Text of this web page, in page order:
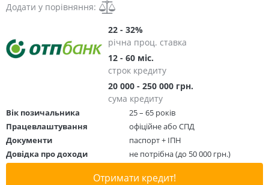
Додати у порівняння:
22 - 32%
річна проц. ставка
12 - 60 міс.
строк кредиту
20 000 - 250 000 грн.
сума кредиту
Вік позичальника
25 – 65 років
Працевлаштування
офіційне або СПД
Документи
паспорт + ІПН
Довідка про доходи
не потрібна (до 50 000 грн.)
Отримати кредит!